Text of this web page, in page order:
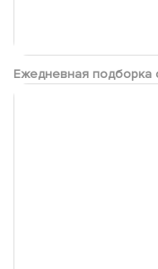
Ежедневная подборка